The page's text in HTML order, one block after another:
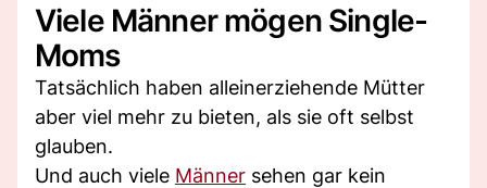
Viele Männer mögen Single-
Moms
Tatsächlich haben alleinerziehende Mütter
aber viel mehr zu bieten, als sie oft selbst
glauben.
Und auch viele Männer sehen gar kein